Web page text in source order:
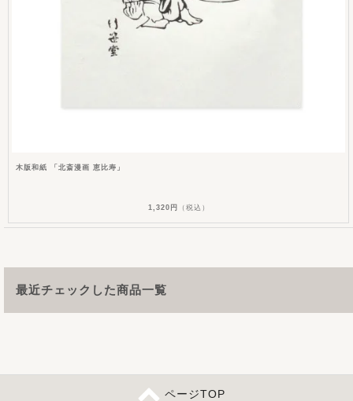
木版和紙 「北斎漫画 恵比寿」
1,320円 （税込）
最近チェックした商品一覧
ページTOP